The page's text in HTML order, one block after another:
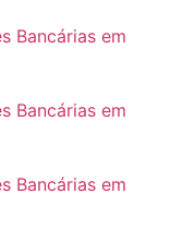
Bancárias em
Bancárias em
Bancárias em